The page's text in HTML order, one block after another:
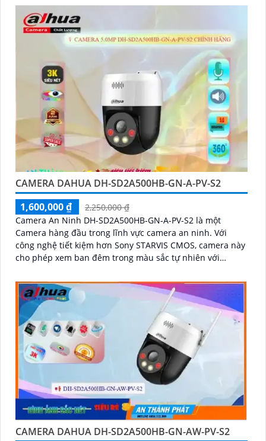
CAMERA DAHUA DH-SD2A500HB-GN-A-PV-S2
1,600,000 ₫
2,250,000 ₫
Camera An Ninh DH-SD2A500HB-GN-A-PV-S2 là một
Camera hàng đầu trong lĩnh vực camera an ninh. Với
công nghệ tiết kiệm hơn Sony STARVIS CMOS, camera này
cho phép xem ban đêm trong màu sắc tự nhiên với
CAMERA DAHUA DH-SD2A500HB-GN-AW-PV-S2